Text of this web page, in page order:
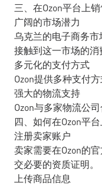
三、在Ozon平台上
广阔的市场潜力
乌克兰的电子商务
接触到这一市场的消
多元化的支付方式
Ozon提供多种支付
强大的物流支持
Ozon与多家物流公
四、如何在Ozon平
注册卖家账户
卖家需要在Ozon的
交必要的资质证明。
上传商品信息